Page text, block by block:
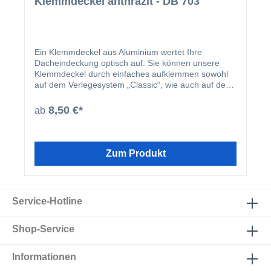
Ein Klemmdeckel aus Aluminium wertet Ihre
Dacheindeckung optisch auf. Sie können unsere
Klemmdeckel durch einfaches aufklemmen sowohl
auf dem Verlegesystem „Classic“, wie auch auf dem
montiert, harmoniert der Klemmdeckel nicht nur
farblich mit Ihren restlichen Profilleisten, sondern
wird nach der Montage der Verlegeprofile einfach
ab 8,50 €*
Zum Produkt
Service-Hotline
Shop-Service
Informationen